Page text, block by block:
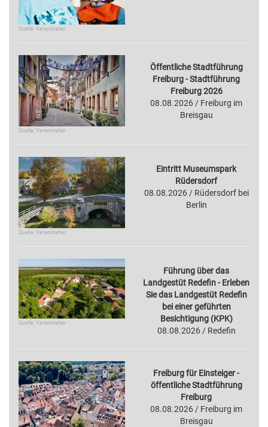
Quelle: Veranstalter
Quelle: Veranstalter
Öffentliche Stadtführung
Freiburg - Stadtführung
Freiburg 2026
08.08.2026 / Freiburg im
Breisgau
Quelle: Veranstalter
Eintritt Museumspark
Rüdersdorf
08.08.2026 / Rüdersdorf bei
Berlin
Quelle: Veranstalter
Führung über das
Landgestüt Redefin - Erleben
Sie das Landgestüt Redefin
bei einer geführten
Besichtigung (KPK)
08.08.2026 / Redefin
Freiburg für Einsteiger -
öffentliche Stadtführung
Freiburg
08.08.2026 / Freiburg im
Breisgau